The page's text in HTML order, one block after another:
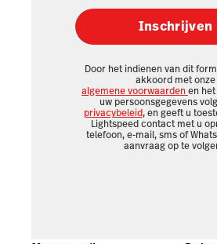
Inschrijven
Door het indienen van dit
akkoord met onze
algemene voorwaardenen
uw persoonsgegevens
privacybeleid, en geeft u
Lightspeed contact met u
telefoon, e-mail, sms of
aanvraag op te